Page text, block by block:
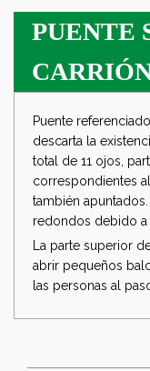
PUENTE
Puente
descarta la
total de 11 ojos,
correspondientes
también
redondos debido a
La parte superior
abrir pequeños
las personas al